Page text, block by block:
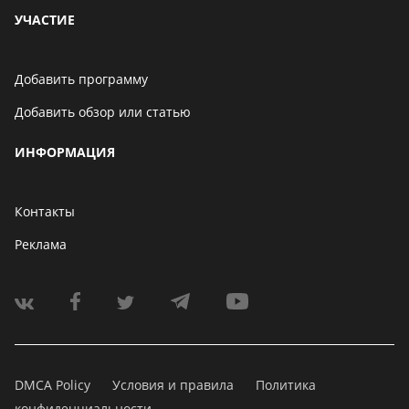
УЧАСТИЕ
Добавить программу
Добавить обзор или статью
ИНФОРМАЦИЯ
Контакты
Реклама
DMCA Policy Условия и правила
Политика